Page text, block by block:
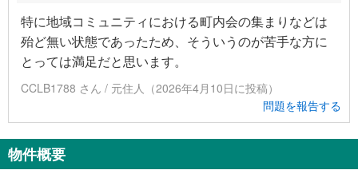
特に地域コミュニティにおける町内会の集まりなどは
殆ど無い状態であったため、そういうのが苦手な方に
とっては満足だと思います。
CCLB1788 さん / 元住人（2026年4月10日に投稿）
問題を報告する
物件概要